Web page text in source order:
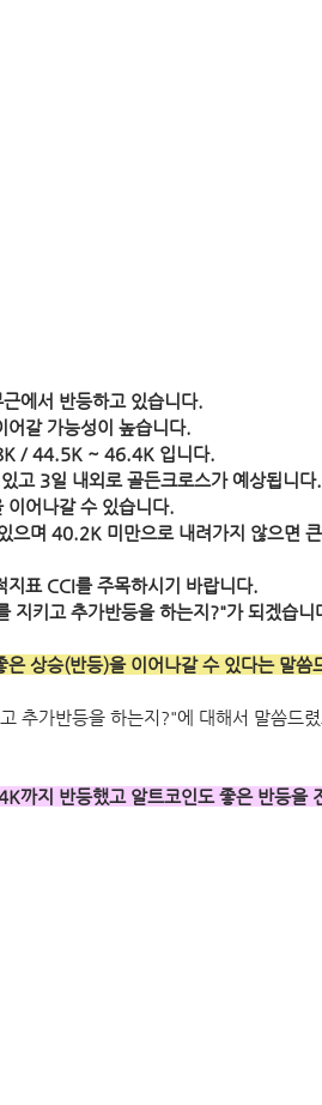
에서 반등하고 있습니다.
갈 가능성이 높습니다.
/ 44.5K ~ 46.4K 입니다.
3일 내외로 골든크로스가 예상됩니다.
어나갈 수 있습니다.
며 40.2K 미만으로 내려가지 않으면 큰
표 CCI를 주목하시기 바랍니다.
키고 추가반등을 하는지?"가 되겠습니
상승(반등)을 이어나갈 수 있다는 말씀
추가반등을 하는지?"에 대해서 말씀드
까지 반등했고 알트코인도 좋은 반등을